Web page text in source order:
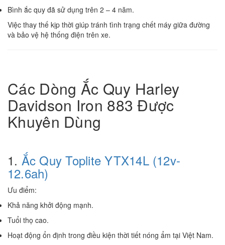
Bình ắc quy đã sử dụng trên 2 – 4 năm.
Việc thay thế kịp thời giúp tránh tình trạng chết máy giữa đường
và bảo vệ hệ thống điện trên xe.
Các Dòng Ắc Quy Harley
Davidson Iron 883 Được
Khuyên Dùng
1. Ắc Quy Toplite YTX14L (12v-
12.6ah)
Ưu điểm:
Khả năng khởi động mạnh.
Tuổi thọ cao.
Hoạt động ổn định trong điều kiện thời tiết nóng ẩm tại Việt Nam.